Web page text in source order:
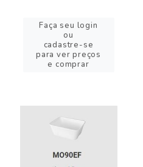
Faça seu login
ou
cadastre-se
para ver preços
e comprar